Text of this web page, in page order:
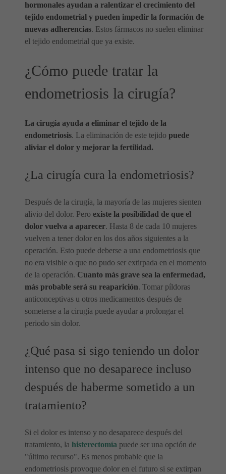
hormonales ayudan a ralentizar el crecimiento del
tejido endometrial y pueden impedir la formación de
nuevas adherencias. Estos fármacos no suelen eliminar
el tejido endometrial que ya existe.
¿Cómo puede tratar la
endometriosis la cirugía?
La cirugía ayuda a eliminar el tejido de la
endometriosis. La eliminación de este tejido puede
aliviar el dolor y mejorar la fertilidad.
¿La cirugía cura la endometriosis?
Después de la cirugía, la mayoría de las mujeres sienten
alivio del dolor. Pero existe la posibilidad de que el
dolor vuelva a aparecer. Hasta 8 de cada 10 mujeres
vuelven a tener dolor en los dos años siguientes a la
operación. Esto puede deberse a una endometriosis que
no era visible o que no pudo ser extirpada en el momento
de la operación. Cuanto más grave sea la enfermedad,
más probable será su reaparición. Tomar píldoras
anticonceptivas u otros medicamentos después de
someterse a la cirugía puede ayudar a prolongar el
periodo sin dolor.
¿Qué pasa si sigo teniendo un dolor
intenso que no desaparece incluso
después de haberme sometido a un
tratamiento?
Si el dolor es intenso y no desaparece después del
tratamiento, la histerectomía puede ser una opción de
"último recurso". Es menos probable que la
endometriosis provoque dolor en el futuro si se extirpan